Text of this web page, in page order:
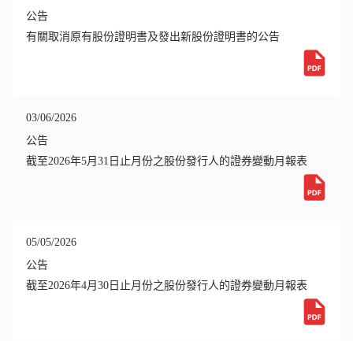
公告
有關取消原有股份證明書及發出新股份證明書的公告
03/06/2026
公告
截至2026年5月31日止月份之股份發行人的證券變動月報表
05/05/2026
公告
截至2026年4月30日止月份之股份發行人的證券變動月報表